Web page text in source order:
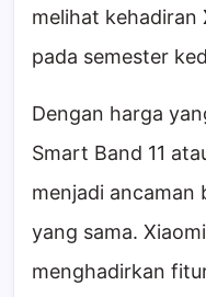
melihat kehadiran
pada semester
Dengan harga
Smart Band 11
menjadi ancaman
yang sama.
menghadirkan